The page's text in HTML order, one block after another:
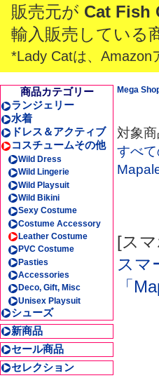
販売元が Cat Fish
輸入販売している
*Lady Catは、Amazon
商品カテゴリー
ランジェリー
水着
ドレス＆アクティブ
コスチュームその他
Wild Dress
Wild Lingerie
Wild Playsuit
Wild Bikini
Sexy Costume
Costume Accessory
Leather Costume
PVC Costume
Pasties
Accessories
Deco, Gift, Misc
Unisex Playsuit
シューズ
新商品
セール商品
セレクション
Mega
対象商
すべ
[ス
スマ
「